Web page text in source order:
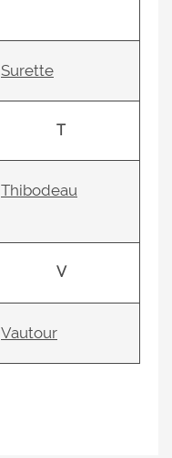
Surette
T
Thibodeau
V
Vautour